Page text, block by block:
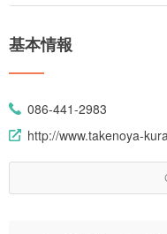
基本情報
086-441-2983
http://www.takenoya-